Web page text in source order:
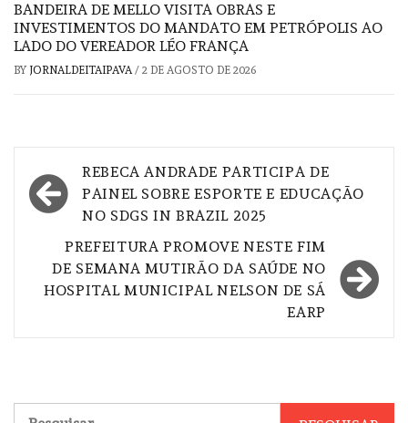
BANDEIRA DE MELLO VISITA OBRAS E
INVESTIMENTOS DO MANDATO EM PETRÓPOLIS AO
LADO DO VEREADOR LÉO FRANÇA
BY JORNALDEITAIPAVA/ 2 DE AGOSTO DE 2026
Navegação
de
REBECA ANDRADE PARTICIPA DE
PAINEL SOBRE ESPORTE E EDUCAÇÃO
NO SDGS IN BRAZIL 2025
PREFEITURA PROMOVE NESTE FIM
DE SEMANA MUTIRÃO DA SAÚDE NO
HOSPITAL MUNICIPAL NELSON DE SÁ
EARP